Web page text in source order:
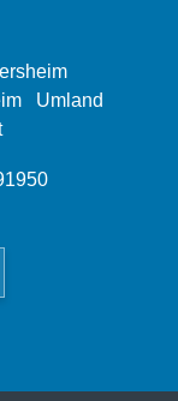
Umland